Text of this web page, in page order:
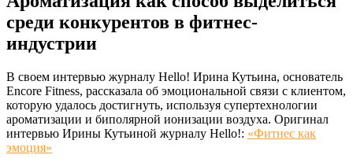
среди конкурентов в фитнес-
индустрии
В своем интервью журналу Hello! Ирина Кутьина, основатель
Encore Fitness, рассказала об эмоциональной связи с клиентом,
которую удалось достигнуть, используя супертехнологии
ароматизации и биполярной ионизации воздуха. Оригинал
интервью Ирины Кутьиной журналу Hello!: «Фитнес как
эмоция»